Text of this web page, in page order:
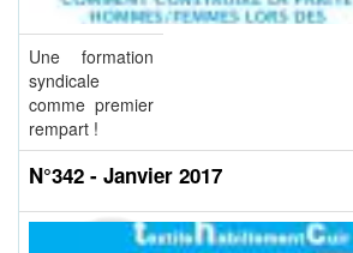
Une formation
syndicale
comme premier
rempart !
N°342 - Janvier 2017